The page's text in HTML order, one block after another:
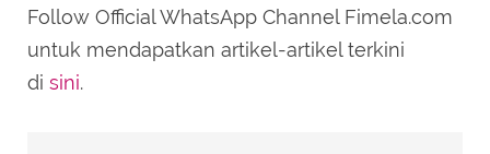
Follow Official WhatsApp Channel Fimela.com
untuk mendapatkan artikel-artikel terkini
di sini.